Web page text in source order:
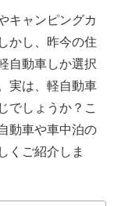
キャンピングカ
かし、昨今の住
自動車しか選択
実は、軽自動車
でしょうか？こ
動車や車中泊の
くご紹介しま